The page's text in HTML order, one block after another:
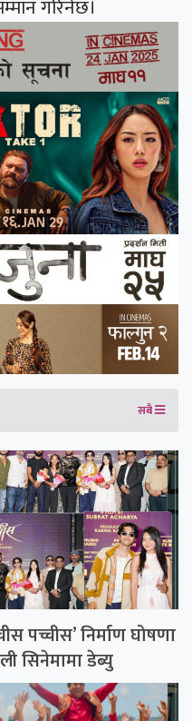
गरिनेछ।
सबै
पच्चीस’ निर्माण घोषणा
सिनेमामा डेब्यु